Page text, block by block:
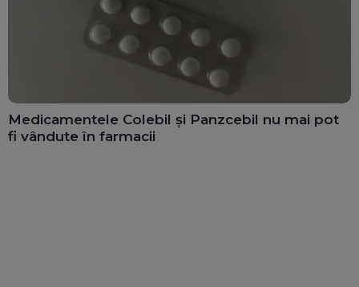
Medicamentele Colebil și Panzcebil nu mai pot
fi vândute în farmacii